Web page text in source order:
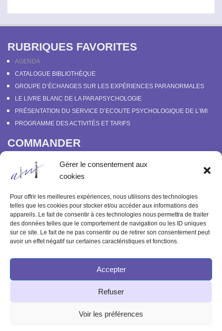
Gérer le consentement aux
cookies
Pour offrir les meilleures expériences, nous utilisons des technologies
telles que les cookies pour stocker et/ou accéder aux informations des
appareils. Le fait de consentir à ces technologies nous permettra de traiter
des données telles que le comportement de navigation ou les ID uniques
sur ce site. Le fait de ne pas consentir ou de retirer son consentement peut
avoir un effet négatif sur certaines caractéristiques et fonctions.
Accepter
Refuser
Voir les préférences
RUBRIQUES FAVORITES
AGENDA
CATALOGUE BIBLIOTHÈQUE
GROUPE D’ÉCHANGES SUR LES EXPÉRIENCES PARANORMALES
LE LIVRE BLANC DE LA PARAPSYCHOLOGIE
PRÉSENTATION DU SERVICE D’ECOUTE PSYCHOLOGIQUE DE L’IMI
PROGRAMME DES ACTIVITÉS ET TARIFS
COMMANDER
SOUTENIR L’INSTITUT MÉTAPSYCHIQUE
COMMANDER OU FEUILLETER “LE BULLETIN MÉTAPSYCHIQUE” ET
“MÉTAPSYCHIQUE”
ARCHIVES
ACTIVITÉS PASSÉES
© 2003-2025 INSTITUT MÉTAPSYCHIQUE
INTERNATIONAL
51 rue de l'Aqueduc 75010 Paris - Tél : 09 83 68 23 85